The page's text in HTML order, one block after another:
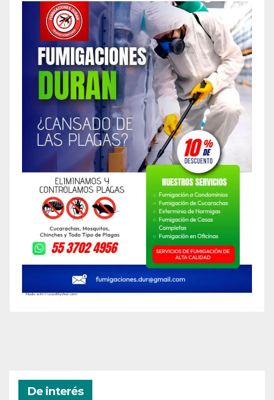
De interés